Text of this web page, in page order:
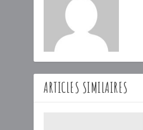
ARTICLES SIMILAIRES